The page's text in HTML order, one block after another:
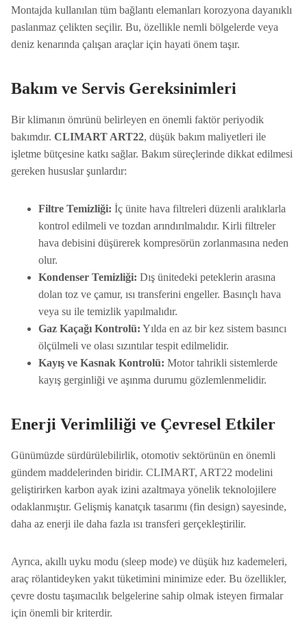
Montajda kullanılan tüm bağlantı elemanları korozyona dayanıklı
paslanmaz çelikten seçilir. Bu, özellikle nemli bölgelerde veya
deniz kenarında çalışan araçlar için hayati önem taşır.
Bakım ve Servis Gereksinimleri
Bir klimanın ömrünü belirleyen en önemli faktör periyodik
bakımdır. CLIMART ART22, düşük bakım maliyetleri ile
işletme bütçesine katkı sağlar. Bakım süreçlerinde dikkat edilmesi
gereken hususlar şunlardır:
Filtre Temizliği: İç ünite hava filtreleri düzenli aralıklarla
kontrol edilmeli ve tozdan arındırılmalıdır. Kirli filtreler
hava debisini düşürerek kompresörün zorlanmasına neden
olur.
Kondenser Temizliği: Dış ünitedeki peteklerin arasına
dolan toz ve çamur, ısı transferini engeller. Basınçlı hava
veya su ile temizlik yapılmalıdır.
Gaz Kaçağı Kontrolü: Yılda en az bir kez sistem basıncı
ölçülmeli ve olası sızıntılar tespit edilmelidir.
Kayış ve Kasnak Kontrolü: Motor tahrikli sistemlerde
kayış gerginliği ve aşınma durumu gözlemlenmelidir.
Enerji Verimliliği ve Çevresel Etkiler
Günümüzde sürdürülebilirlik, otomotiv sektörünün en önemli
gündem maddelerinden biridir. CLIMART, ART22 modelini
geliştirirken karbon ayak izini azaltmaya yönelik teknolojilere
odaklanmıştır. Gelişmiş kanatçık tasarımı (fin design) sayesinde,
daha az enerji ile daha fazla ısı transferi gerçekleştirilir.
Ayrıca, akıllı uyku modu (sleep mode) ve düşük hız kademeleri,
araç rölantideyken yakıt tüketimini minimize eder. Bu özellikler,
çevre dostu taşımacılık belgelerine sahip olmak isteyen firmalar
için önemli bir kriterdir.